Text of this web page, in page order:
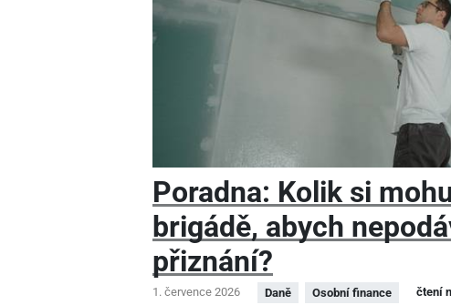
Poradna: Kolik si
brigádě, abych
přiznání?
1. července 2026 Daně Osobní finance čtení